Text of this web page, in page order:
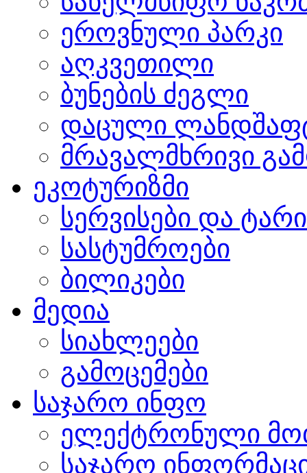
ეროვნული პარკი
აღკვეთილი
ბუნების ძეგლი
დაცული
მრავალმხრივი
ეკოტურიზმი
სერვისები და
სასტუმროები
ბილიკები
მედია
სიახლეები
გამოცემები
საჯარო ინფო
ელექტრონული
საჯარო